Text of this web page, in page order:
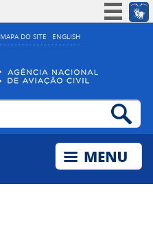
MAPA DO SITE ENGLISH
Simplifique!
Acesso à informação
Legislação